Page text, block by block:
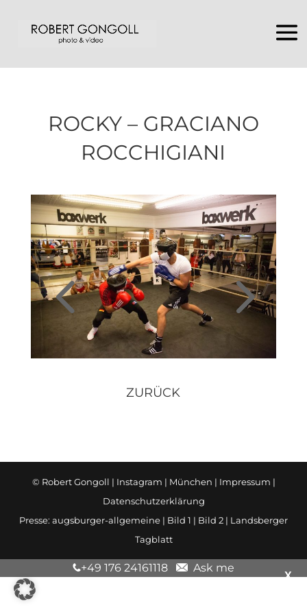
ROCKY – GRACIANO
ROCCHIGIANI
ZURÜCK
© Robert Gongoll | Instagram | München | Impressum |
Datenschutzerklärung
Presse: augsburger-allgemeine | Bild 1 | Bild 2 | Landsberger
Tagblatt
X
+49 176 24161118 Ask me